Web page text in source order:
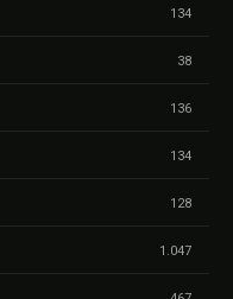
134
38
136
134
128
1.047